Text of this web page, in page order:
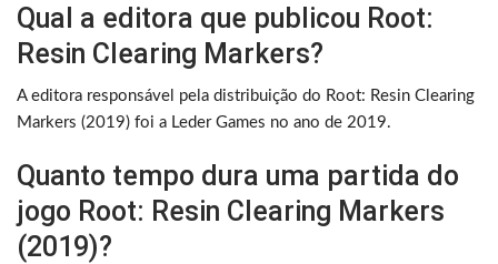
Qual a editora que publicou Root:
Resin Clearing Markers?
A editora responsável pela distribuição do Root: Resin Clearing
Markers (2019) foi a Leder Games no ano de 2019.
Quanto tempo dura uma partida do
jogo Root: Resin Clearing Markers
(2019)?